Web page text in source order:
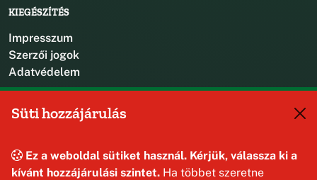
KIEGÉSZÍTÉS
Impresszum
Szerzői jogok
Adatvédelem
8192 Hajmáskér, Kossuth Lajos u. 31.
Süti hozzájárulás
Ez a weboldal sütiket használ. Kérjük, válassza ki a
kívánt hozzájárulási szintet. Ha többet szeretne